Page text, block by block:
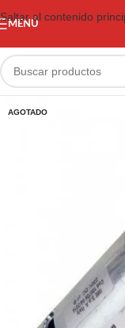
Saltar al contenido
MENÚ
AGOTADO